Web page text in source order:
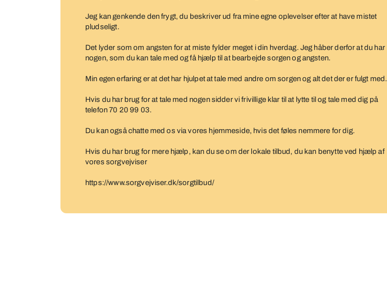
Jeg kan genkende den frygt, du beskriver ud fra mine egne oplevelser efter at have mistet
pludseligt.
Det lyder som om angsten for at miste fylder meget i din hverdag. Jeg håber derfor at du har
nogen, som du kan tale med og få hjælp til at bearbejde sorgen og angsten.
Min egen erfaring er at det har hjulpet at tale med andre om sorgen og alt det der er fulgt med.
Hvis du har brug for at tale med nogen sidder vi frivillige klar til at lytte til og tale med dig på
telefon 70 20 99 03.
Du kan også chatte med os via vores hjemmeside, hvis det føles nemmere for dig.
Hvis du har brug for mere hjælp, kan du se om der lokale tilbud, du kan benytte ved hjælp af
vores sorgvejviser
https://www.sorgvejviser.dk/sorgtilbud/